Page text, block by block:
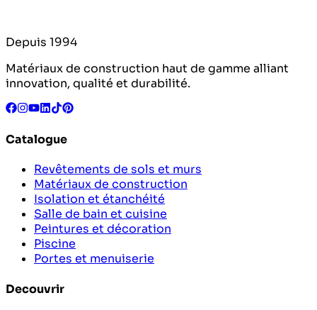
Depuis 1994
Matériaux de construction haut de gamme alliant
innovation, qualité et durabilité.
Catalogue
Revêtements de sols et murs
Matériaux de construction
Isolation et étanchéité
Salle de bain et cuisine
Peintures et décoration
Piscine
Portes et menuiserie
Decouvrir